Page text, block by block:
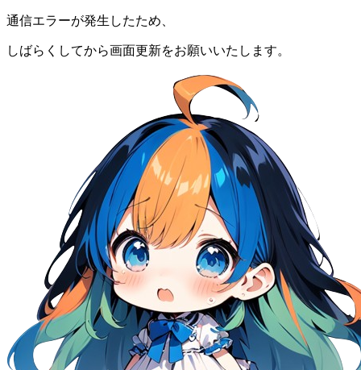
通信エラーが発生したため、
しばらくしてから画面更新をお願いいたします。